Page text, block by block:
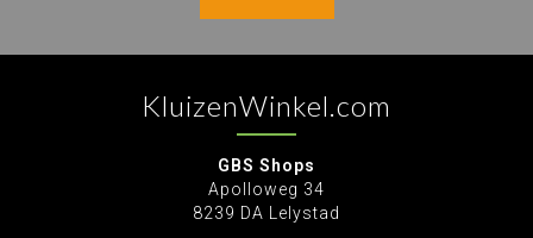
KluizenWinkel.com
GBS Shops
Apolloweg 34
8239 DA Lelystad